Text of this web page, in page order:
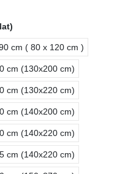
cm ( 80 x 120 cm )
cm (130x200 cm)
cm (130x220 cm)
cm (140x200 cm)
cm (140x220 cm)
cm (140x220 cm)